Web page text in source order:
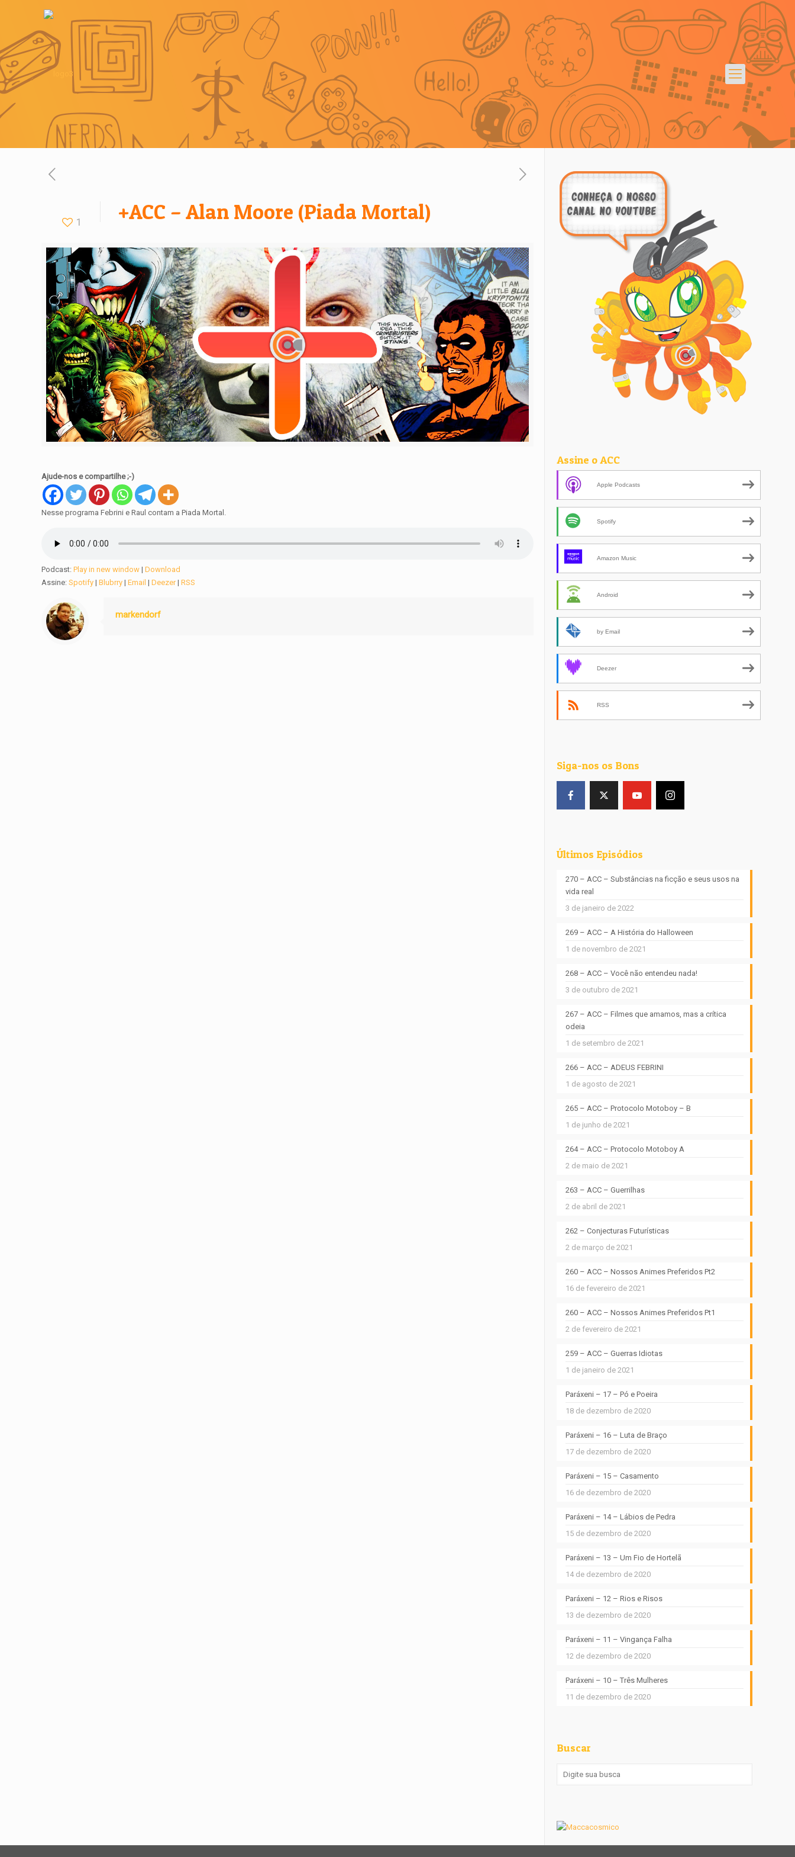
1 +ACC – Alan Moore (Piada Mortal)
Ajude-nos e compartilhe ;-)
Nesse programa Febrini e Raul contam a Piada Mortal.
Podcast:Play in new window |Download
Assine:Spotify |Blubrry |Email |Deezer|RSS
markendorf
Assine o ACC
Apple Podcasts
Spotify
Amazon Music
Android
by Email
Deezer
RSS
Siga-nos os Bons
Últimos Episódios
270 – ACC – Substâncias na ficção e seus usos na
vida real
3 de janeiro de 2022
269 – ACC – A História do Halloween
1 de novembro de 2021
268 – ACC – Você não entendeu nada!
3 de outubro de 2021
267 – ACC – Filmes que amamos, mas a crítica
odeia
1 de setembro de 2021
266 – ACC – ADEUS FEBRINI
1 de agosto de 2021
265 – ACC – Protocolo Motoboy – B
1 de junho de 2021
264 – ACC – Protocolo Motoboy A
2 de maio de 2021
263 – ACC – Guerrilhas
2 de abril de 2021
262 – Conjecturas Futurísticas
2 de março de 2021
260 – ACC – Nossos Animes Preferidos Pt2
16 de fevereiro de 2021
260 – ACC – Nossos Animes Preferidos Pt1
2 de fevereiro de 2021
259 – ACC – Guerras Idiotas
1 de janeiro de 2021
Paráxeni – 17 – Pó e Poeira
18 de dezembro de 2020
Paráxeni – 16 – Luta de Braço
17 de dezembro de 2020
Paráxeni – 15 – Casamento
16 de dezembro de 2020
Paráxeni – 14 – Lábios de Pedra
15 de dezembro de 2020
Paráxeni – 13 – Um Fio de Hortelã
14 de dezembro de 2020
Paráxeni – 12 – Rios e Risos
13 de dezembro de 2020
Paráxeni – 11 – Vingança Falha
12 de dezembro de 2020
Paráxeni – 10 – Três Mulheres
11 de dezembro de 2020
Buscar